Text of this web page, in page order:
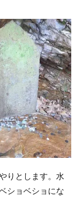
りとします。水
ショベショにな